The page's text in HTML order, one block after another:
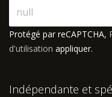
Protégé par reCAPTCHA,
d'utilisation appliquer.
Indépendante et